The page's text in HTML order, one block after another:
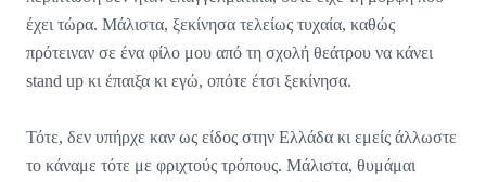
έχει τώρα. Μάλιστα, ξεκίνησα τελείως τυχαία, καθώς
πρότειναν σε ένα φίλο μου από τη σχολή θεάτρου να κάνει
stand up κι έπαιξα κι εγώ, οπότε έτσι ξεκίνησα.
Τότε, δεν υπήρχε καν ως είδος στην Ελλάδα κι εμείς άλλωστε
το κάναμε τότε με φριχτούς τρόπους. Μάλιστα, θυμάμαι